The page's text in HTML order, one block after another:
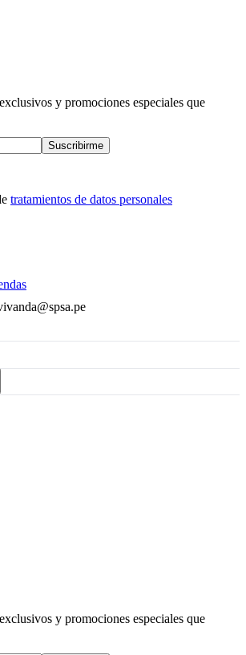
y promociones especiales que
Suscribirme
tratamientos de datos personales
y promociones especiales que